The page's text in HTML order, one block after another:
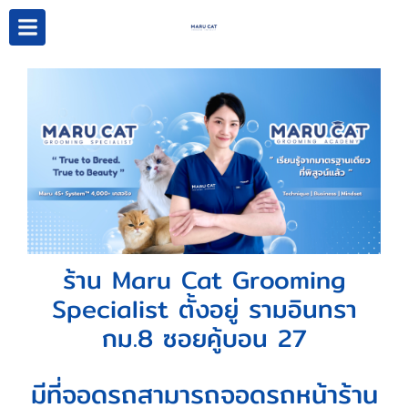
ร้าน Maru Cat Grooming
Specialist ตั้งอยู่ รามอินทรา
กม.8 ซอยคู้บอน 27
มีที่จอดรถ สามารถจอดรถหน้าร้าน